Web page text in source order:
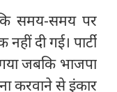
समय-समय पर
दी गई। पार्टी
जबकि भाजपा
करवाने से इंकार